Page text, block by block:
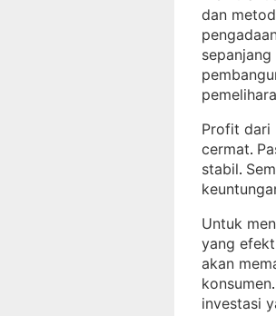
dan
Profit dari
cermat.
stabil.
Untuk
yang
akan
konsumen.
investasi